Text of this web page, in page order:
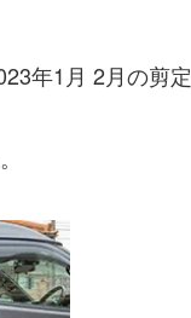
年1月 2月の剪